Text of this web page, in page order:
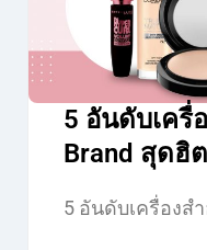
5 อันดับเครื่
Brand สุดฮิ
5 อันดับเครื่องส